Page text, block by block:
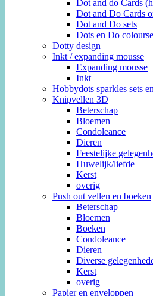
Dot and do Cards
Dot and Do Cards
Dot and Do sets
Dots en Do
Dotty design
Inkt / expanding mousse
Expanding mousse
Inkt
Hobbydots sparkles sets
Knipvellen 3D
Beterschap
Bloemen
Condoleance
Dieren
Feestelijke
Huwelijk/liefde
Kerst
overig
Push out vellen en boeken
Beterschap
Bloemen
Boeken
Condoleance
Dieren
Diverse
Kerst
overig
Papier en enveloppen